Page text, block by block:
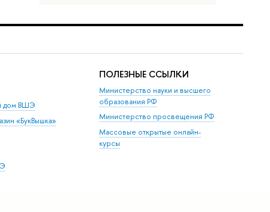
дом ВШЭ
«БукВышка»
ПОЛЕЗНЫЕ ССЫЛКИ
Министерство науки и высшего
образования РФ
Министерство просвещения РФ
Массовые открытые онлайн-
курсы